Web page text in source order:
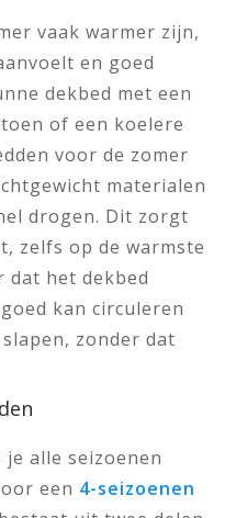
vaak warmer zijn,
en goed
dekbed met een
of een koelere
voor de zomer
materialen
drogen. Dit zorgt
zelfs op de warmste
dat het dekbed
kan circuleren
zonder dat
alle seizoenen
een 4-seizoenen